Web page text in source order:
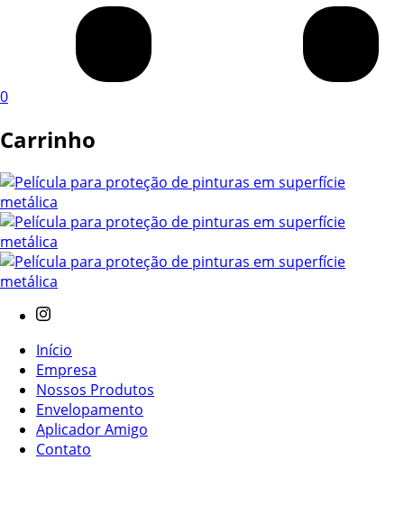
0
Carrinho
Início
Empresa
Nossos Produtos
Envelopamento
Aplicador Amigo
Contato